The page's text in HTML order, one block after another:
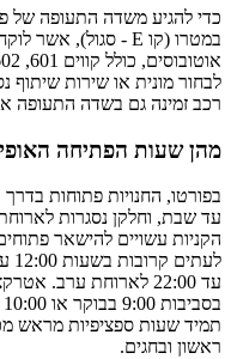
כדי להגיע משדה התעופה של
לבחור מונית או שירות שיתוף
רכב זמינה גם בשדה התעופה
מהן שעות הפתיחה
עד 22:00 לארוחת ערב.
תמיד שעות ספציפיות מראש
ראשון ובחגים.